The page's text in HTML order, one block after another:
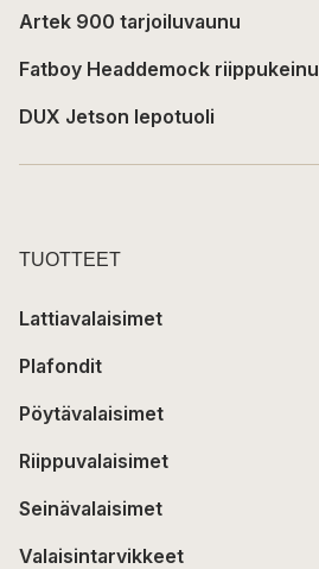
Artek 900 tarjoiluvaunu
Fatboy Headdemock riippukeinu
DUX Jetson lepotuoli
TUOTTEET
Lattiavalaisimet
Plafondit
Pöytävalaisimet
Riippuvalaisimet
Seinävalaisimet
Valaisintarvikkeet